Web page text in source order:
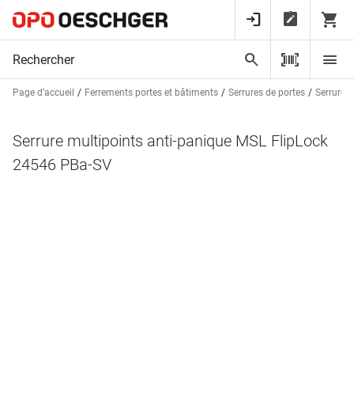
Page d’accueil Ferrements portes et bâtiments Serrures de portes Serrures
Serrure multipoints anti-panique MSL FlipLock
24546 PBa-SV